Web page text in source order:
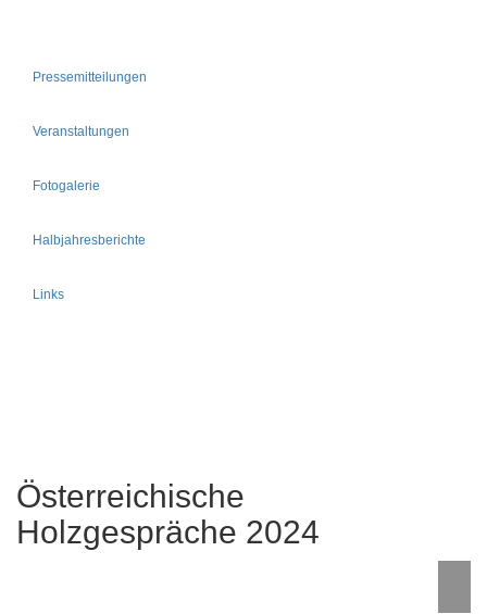
Pressemitteilungen
Veranstaltungen
Fotogalerie
Halbjahresberichte
Links
Österreichische
Holzgespräche 2024